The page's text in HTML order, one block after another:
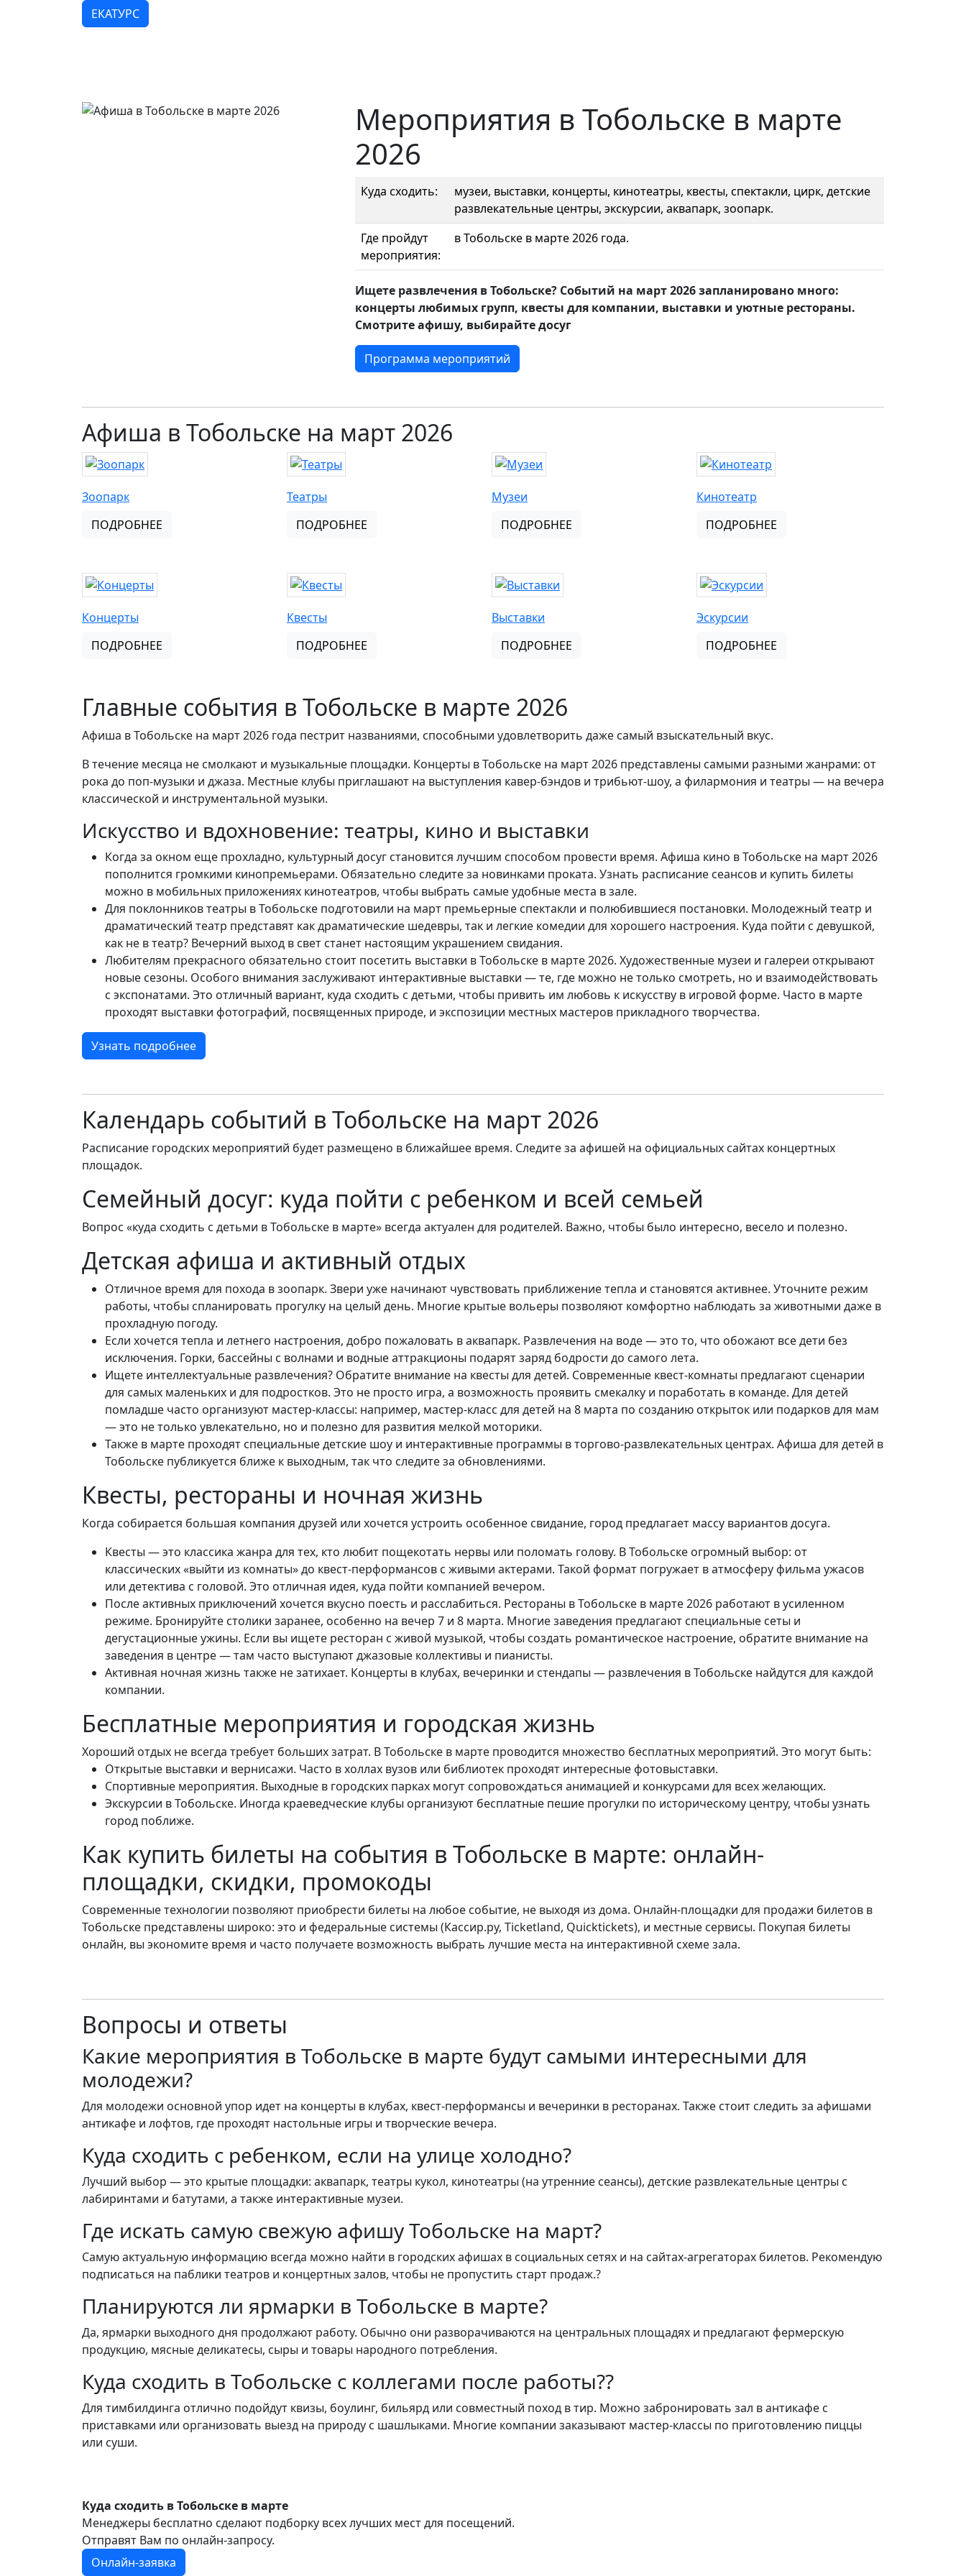
ЕКАТУРС
Мероприятия в Тобольске в марте
2026
Куда сходить:
музеи, выставки, концерты, кинотеатры, квесты, спектакли, цирк, детские
развлекательные центры, экскурсии, аквапарк, зоопарк.
Где пройдут
мероприятия:
в Тобольске в марте 2026 года.
Ищете развлечения в Тобольске? Событий на март 2026 запланировано много:
концерты любимых групп, квесты для компании, выставки и уютные рестораны.
Смотрите афишу, выбирайте досуг
Программа мероприятий
Афиша в Тобольске на март 2026
Зоопарк
ПОДРОБНЕЕ
Театры
ПОДРОБНЕЕ
Музеи
ПОДРОБНЕЕ
Кинотеатр
ПОДРОБНЕЕ
Концерты
ПОДРОБНЕЕ
Квесты
ПОДРОБНЕЕ
Выставки
ПОДРОБНЕЕ
Эскурсии
ПОДРОБНЕЕ
Главные события в Тобольске в марте 2026
Афиша в Тобольске на март 2026 года пестрит названиями, способными удовлетворить даже самый взыскательный вкус.
В течение месяца не смолкают и музыкальные площадки. Концерты в Тобольске на март 2026 представлены самыми разными жанрами: от
рока до поп-музыки и джаза. Местные клубы приглашают на выступления кавер-бэндов и трибьют-шоу, а филармония и театры — на вечера
классической и инструментальной музыки.
Искусство и вдохновение: театры, кино и выставки
Когда за окном еще прохладно, культурный досуг становится лучшим способом провести время. Афиша кино в Тобольске на март 2026
пополнится громкими кинопремьерами. Обязательно следите за новинками проката. Узнать расписание сеансов и купить билеты
можно в мобильных приложениях кинотеатров, чтобы выбрать самые удобные места в зале.
Для поклонников театры в Тобольске подготовили на март премьерные спектакли и полюбившиеся постановки. Молодежный театр и
драматический театр представят как драматические шедевры, так и легкие комедии для хорошего настроения. Куда пойти с девушкой,
как не в театр? Вечерний выход в свет станет настоящим украшением свидания.
Любителям прекрасного обязательно стоит посетить выставки в Тобольске в марте 2026. Художественные музеи и галереи открывают
новые сезоны. Особого внимания заслуживают интерактивные выставки — те, где можно не только смотреть, но и взаимодействовать
с экспонатами. Это отличный вариант, куда сходить с детьми, чтобы привить им любовь к искусству в игровой форме. Часто в марте
проходят выставки фотографий, посвященных природе, и экспозиции местных мастеров прикладного творчества.
Узнать подробнее
Календарь событий в Тобольске на март 2026
Расписание городских мероприятий будет размещено в ближайшее время. Следите за афишей на официальных сайтах концертных
площадок.
Семейный досуг: куда пойти с ребенком и всей семьей
Вопрос «куда сходить с детьми в Тобольске в марте» всегда актуален для родителей. Важно, чтобы было интересно, весело и полезно.
Детская афиша и активный отдых
Отличное время для похода в зоопарк. Звери уже начинают чувствовать приближение тепла и становятся активнее. Уточните режим
работы, чтобы спланировать прогулку на целый день. Многие крытые вольеры позволяют комфортно наблюдать за животными даже в
прохладную погоду.
Если хочется тепла и летнего настроения, добро пожаловать в аквапарк. Развлечения на воде — это то, что обожают все дети без
исключения. Горки, бассейны с волнами и водные аттракционы подарят заряд бодрости до самого лета.
Ищете интеллектуальные развлечения? Обратите внимание на квесты для детей. Современные квест-комнаты предлагают сценарии
для самых маленьких и для подростков. Это не просто игра, а возможность проявить смекалку и поработать в команде. Для детей
помладше часто организуют мастер-классы: например, мастер-класс для детей на 8 марта по созданию открыток или подарков для мам
— это не только увлекательно, но и полезно для развития мелкой моторики.
Также в марте проходят специальные детские шоу и интерактивные программы в торгово-развлекательных центрах. Афиша для детей в
Тобольске публикуется ближе к выходным, так что следите за обновлениями.
Квесты, рестораны и ночная жизнь
Когда собирается большая компания друзей или хочется устроить особенное свидание, город предлагает массу вариантов досуга.
Квесты — это классика жанра для тех, кто любит пощекотать нервы или поломать голову. В Тобольске огромный выбор: от
классических «выйти из комнаты» до квест-перформансов с живыми актерами. Такой формат погружает в атмосферу фильма ужасов
или детектива с головой. Это отличная идея, куда пойти компанией вечером.
После активных приключений хочется вкусно поесть и расслабиться. Рестораны в Тобольске в марте 2026 работают в усиленном
режиме. Бронируйте столики заранее, особенно на вечер 7 и 8 марта. Многие заведения предлагают специальные сеты и
дегустационные ужины. Если вы ищете ресторан с живой музыкой, чтобы создать романтическое настроение, обратите внимание на
заведения в центре — там часто выступают джазовые коллективы и пианисты.
Активная ночная жизнь также не затихает. Концерты в клубах, вечеринки и стендапы — развлечения в Тобольске найдутся для каждой
компании.
Бесплатные мероприятия и городская жизнь
Хороший отдых не всегда требует больших затрат. В Тобольске в марте проводится множество бесплатных мероприятий. Это могут быть:
Открытые выставки и вернисажи. Часто в холлах вузов или библиотек проходят интересные фотовыставки.
Спортивные мероприятия. Выходные в городских парках могут сопровождаться анимацией и конкурсами для всех желающих.
Экскурсии в Тобольске. Иногда краеведческие клубы организуют бесплатные пешие прогулки по историческому центру, чтобы узнать
город поближе.
Как купить билеты на события в Тобольске в марте: онлайн-
площадки, скидки, промокоды
Современные технологии позволяют приобрести билеты на любое событие, не выходя из дома. Онлайн-площадки для продажи билетов в
Тобольске представлены широко: это и федеральные системы (Кассир.ру, Ticketland, Quicktickets), и местные сервисы. Покупая билеты
онлайн, вы экономите время и часто получаете возможность выбрать лучшие места на интерактивной схеме зала.
Вопросы и ответы
Какие мероприятия в Тобольске в марте будут самыми интересными для
молодежи?
Для молодежи основной упор идет на концерты в клубах, квест-перформансы и вечеринки в ресторанах. Также стоит следить за афишами
антикафе и лофтов, где проходят настольные игры и творческие вечера.
Куда сходить с ребенком, если на улице холодно?
Лучший выбор — это крытые площадки: аквапарк, театры кукол, кинотеатры (на утренние сеансы), детские развлекательные центры с
лабиринтами и батутами, а также интерактивные музеи.
Где искать самую свежую афишу Тобольске на март?
Самую актуальную информацию всегда можно найти в городских афишах в социальных сетях и на сайтах-агрегаторах билетов. Рекомендую
подписаться на паблики театров и концертных залов, чтобы не пропустить старт продаж.?
Планируются ли ярмарки в Тобольске в марте?
Да, ярмарки выходного дня продолжают работу. Обычно они разворачиваются на центральных площадях и предлагают фермерскую
продукцию, мясные деликатесы, сыры и товары народного потребления.
Куда сходить в Тобольске с коллегами после работы??
Для тимбилдинга отлично подойдут квизы, боулинг, бильярд или совместный поход в тир. Можно забронировать зал в антикафе с
приставками или организовать выезд на природу с шашлыками. Многие компании заказывают мастер-классы по приготовлению пиццы
или суши.
Куда сходить в Тобольске в марте
Менеджеры бесплатно сделают подборку всех лучших мест для посещений.
Отправят Вам по онлайн-запросу.
Онлайн-заявка